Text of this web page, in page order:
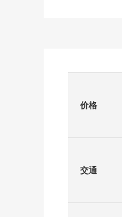
价格
交通